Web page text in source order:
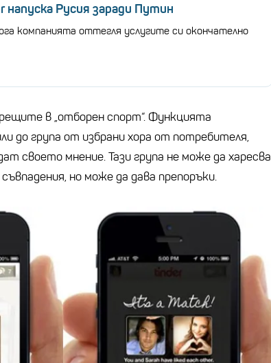
напуска Русия заради Путин
компанията оттегля услугите си окончателно
в „отборен спорт“. Функцията
до група от избрани хора от потребителя,
своето мнение. Тази група не може да харесва
но може да дава препоръки.